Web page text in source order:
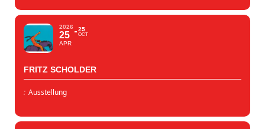
2026
25
APR
25
OCT
FRITZ SCHOLDER
: Ausstellung